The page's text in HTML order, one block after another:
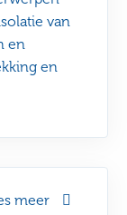
meer
van
en
en